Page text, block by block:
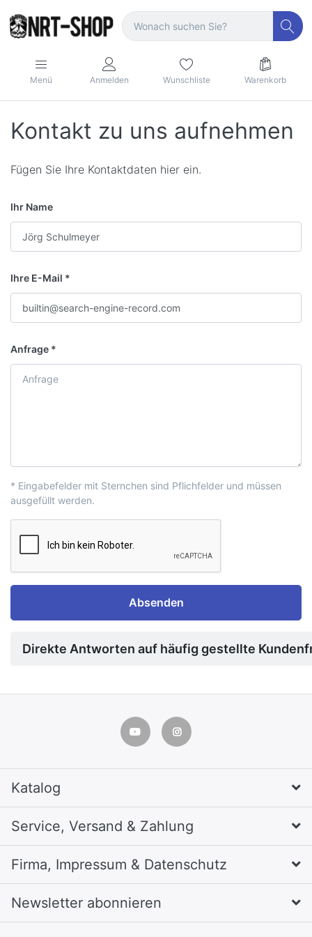
Menü Anmelden Wunschliste Warenkorb
Kontakt zu uns aufnehmen
Fügen Sie Ihre Kontaktdaten hier ein.
Ihr Name
Ihre E-Mail
Anfrage
* Eingabefelder mit Sternchen sind Pflichfelder und müssen
ausgefüllt werden.
Absenden
Direkte Antworten auf häufig gestellte
Katalog
Service, Versand & Zahlung
Firma, Impressum & Datenschutz
Newsletter abonnieren